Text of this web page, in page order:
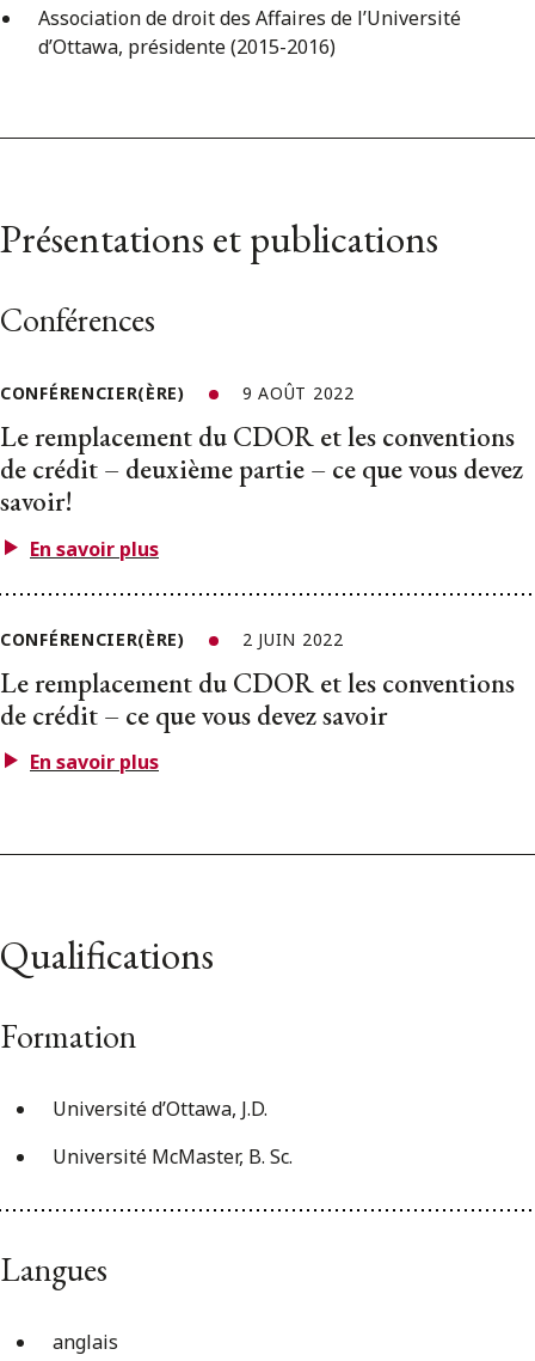
Association de droit des Affaires de l’Université
d’Ottawa, présidente (2015-2016)
Présentations et publications
Conférences
CONFÉRENCIER(ÈRE) 9 AOÛT 2022
Le remplacement du CDOR et les conventions
de crédit – deuxième partie – ce que vous devez
savoir!
En savoir plus
CONFÉRENCIER(ÈRE) 2 JUIN 2022
Le remplacement du CDOR et les conventions
de crédit – ce que vous devez savoir
En savoir plus
Qualifications
Formation
Université d’Ottawa, J.D.
Université McMaster, B. Sc.
Langues
anglais